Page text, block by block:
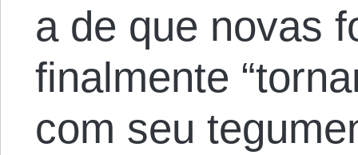
a de que novas
finalmente
com seu